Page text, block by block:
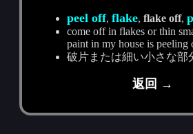
peel off,flake,flake off,
come off in flakes or thin
paint in my house is peeling
破片または細い小さな部
返回 →